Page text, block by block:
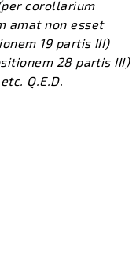
corollarium
amat non esset
19 partis III)
28 partis III)
Q.E.D.